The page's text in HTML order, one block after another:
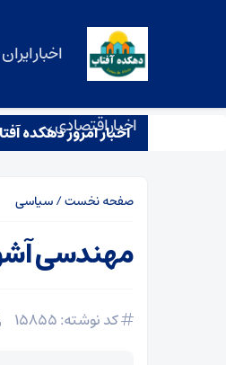
اخبار ایران
اخبار اقتصادی
اخبار امروز دهکده
ببینید |
صفحه نخست/سیاسی
مهندسی
کد نوشته: 15855